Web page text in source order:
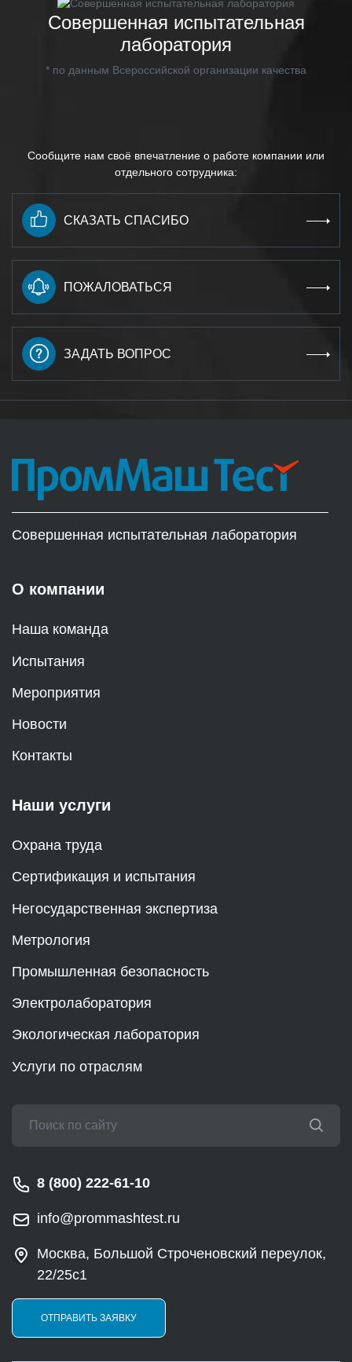
Совершенная испытательная
лаборатория
* по данным Всероссийской организации качества
Сообщите нам своё впечатление о работе компании или
отдельного сотрудника:
СКАЗАТЬ СПАСИБО
ПОЖАЛОВАТЬСЯ
ЗАДАТЬ ВОПРОС
Совершенная испытательная лаборатория
О компании
Наша команда
Испытания
Мероприятия
Новости
Контакты
Наши услуги
Охрана труда
Сертификация и испытания
Негосударственная экспертиза
Метрология
Промышленная безопасность
Электролаборатория
Экологическая лаборатория
Услуги по отраслям
8 (800) 222-61-10
info@prommashtest.ru
Москва, Большой Строченовский переулок,
22/25с1
ОТПРАВИТЬ ЗАЯВКУ